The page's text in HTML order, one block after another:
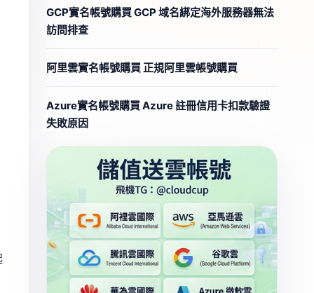
GCP實名帳號購買 GCP 域名綁定海外服務器無法
訪問排查
阿里雲實名帳號購買 正規阿里雲帳號購買
Azure實名帳號購買 Azure 註冊信用卡扣款驗證
失敗原因